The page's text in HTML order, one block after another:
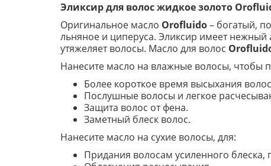
Эликсир для волос жидкое золото
Оригинальное масло Orofluido– богатый,
льняное и циперуса. Эликсир имеет нежный
утяжеляет волосы. Масло для волос
Нанесите масло на влажные волосы, чтобы
Более короткое время высыхания
Послушные волосы и легкое
Защита волос от фена.
Заметный блеск волос.
Нанесите масло на сухие волосы, для:
Придания волосам усиленного